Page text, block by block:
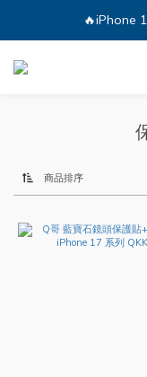
🔥iPhone
🔥iPhone
💕加入
商品排序